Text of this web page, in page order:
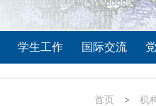
学生工作 国际交流
首页 机